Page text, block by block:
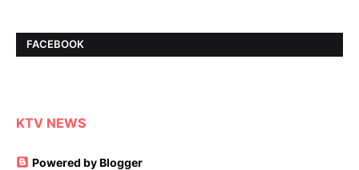
FACEBOOK
KTV NEWS
Powered by Blogger